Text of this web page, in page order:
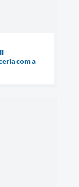
com a